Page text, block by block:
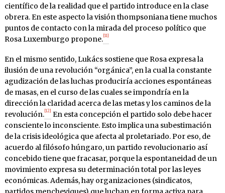
científico de la realidad que el partido introduce en la clase
obrera. En este aspecto la visión thompsoniana tiene muchos
puntos de contacto con la mirada del proceso político que
Rosa Luxemburgo propone. [11]
En el mismo sentido, Lukács sostiene que Rosa expresa la
ilusión de una revolución “orgánica”, en la cual la constante
agudización de las luchas produciría acciones espontáneas
de masas, en el curso de las cuales se impondría en la
dirección la claridad acerca de las metas y los caminos de la
revolución. [12] En esta concepción el partido solo debe hacer
consciente lo inconsciente. Esto implica una subestimación
de la crisis ideológica que afecta al proletariado. Por eso, de
acuerdo al filósofo húngaro, un partido revolucionario así
concebido tiene que fracasar, porque la espontaneidad de un
movimiento expresa su determinación total por las leyes
económicas. Además, hay organizaciones (sindicatos,